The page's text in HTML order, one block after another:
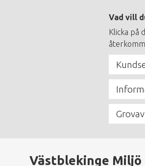
Vad vill
Klicka på
Västblekinge Miljö